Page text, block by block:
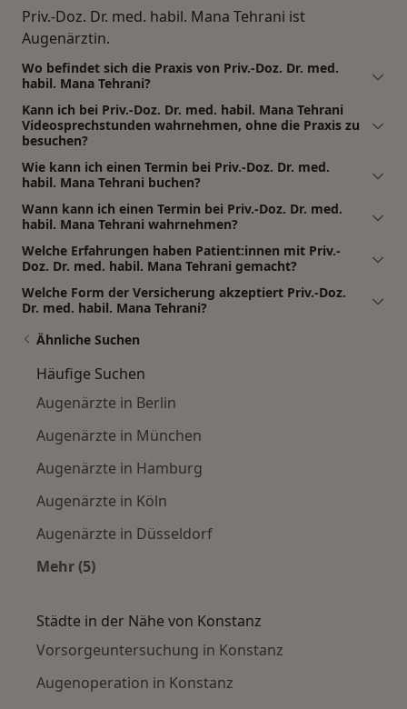
Priv.-Doz. Dr. med. habil. Mana Tehrani ist
Augenärztin.
Wo befindet sich die Praxis von Priv.-Doz. Dr. med.
habil. Mana Tehrani?
Kann ich bei Priv.-Doz. Dr. med. habil. Mana Tehrani
Videosprechstunden wahrnehmen, ohne die Praxis zu
besuchen?
Wie kann ich einen Termin bei Priv.-Doz. Dr. med.
habil. Mana Tehrani buchen?
Wann kann ich einen Termin bei Priv.-Doz. Dr. med.
habil. Mana Tehrani wahrnehmen?
Welche Erfahrungen haben Patient:innen mit Priv.-
Doz. Dr. med. habil. Mana Tehrani gemacht?
Welche Form der Versicherung akzeptiert Priv.-Doz.
Dr. med. habil. Mana Tehrani?
Ähnliche Suchen
Häufige Suchen
Augenärzte in Berlin
Augenärzte in München
Augenärzte in Hamburg
Augenärzte in Köln
Augenärzte in Düsseldorf
Mehr (5)
Städte in der Nähe von Konstanz
Vorsorgeuntersuchung in Konstanz
Augenoperation in Konstanz